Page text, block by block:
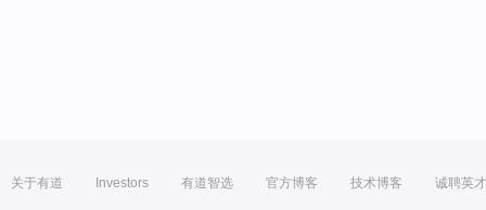
关于有道 Investors 有道智选 官方博客 技术博客 诚聘英才